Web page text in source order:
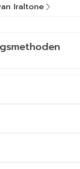
Iraltone